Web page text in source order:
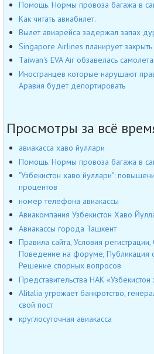
Помощь. Нормы провоза багажа в
Как читать авиабилет.
Вылет авиарейса задержал запах
Singapore Airlines планирует
Taiwan's EVA Air обзавелась
Иностранцев которые нарушают
Аравия будет депортировать
Просмотры за всё
авиакасса хаво йуллари
Помощь. Нормы провоза багажа в
"Узбекистон хаво йуллари":
процентов
номер телефона авиакассы
Авиакомпания Узбекистон Хаво
Авиакассы города Ташкент
Правила сайта, Условия
Поведение на форуме, Публикация
Решение спорных вопросов
Представительства НАК
Alitalia угрожает банкротство,
свой пост
круглосуточная авиакасса